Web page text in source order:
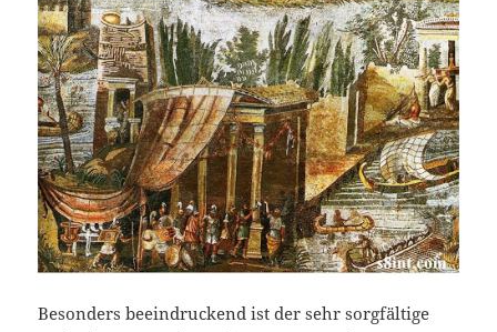
Besonders beeindruckend ist der sehr sorgfältige